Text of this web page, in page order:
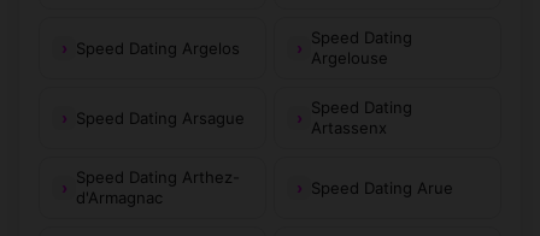
Speed Dating Argelos
Speed Dating
Argelouse
Speed Dating Arsague
Speed Dating
Artassenx
Speed Dating Arthez-
d'Armagnac
Speed Dating Arue